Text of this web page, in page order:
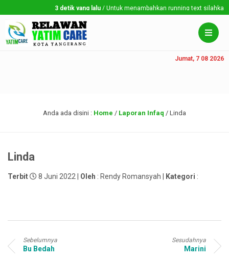
3 detik yang lalu / Untuk menambahkan running text silahkan ke
Jumat, 7 08 2026
Anda ada disini : Home / Laporan Infaq / Linda
Linda
Terbit 8 Juni 2022 | Oleh : Rendy Romansyah | Kategori :
Sebelumnya
Bu Bedah
Sesudahnya
Marini